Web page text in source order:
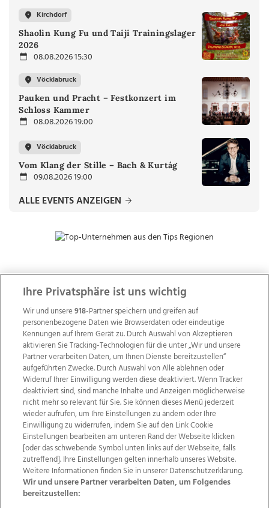
Kirchdorf
Shaolin Kung Fu und Taiji Trainingslager
2026
08.08.2026 15:30
Vöcklabruck
Pauken und Pracht – Festkonzert im
Schloss Kammer
08.08.2026 19:00
Vöcklabruck
Vom Klang der Stille – Bach & Kurtág
09.08.2026 19:00
ALLE EVENTS ANZEIGEN
ZUR NACHRICHTENÜBERSICHT
Wir über uns Mediadaten Kontakt
Jobs
Datenschutz
Impressum
AGB Anzeigekunden
AGB Website
Ehrenkodex Politische Werbung
Ihre Privatsphäre ist uns wichtig
Wir und unsere918-Partner speichern und greifen auf
personenbezogene Daten wie Browserdaten oder eindeutige
Kennungen auf Ihrem Gerät zu. Durch Auswahl von Akzeptieren
aktivieren Sie Tracking-Technologien für die unter „Wir und unsere
Partner verarbeiten Daten, um Ihnen Dienste bereitzustellen“
aufgeführten Zwecke. Durch Auswahl von Alle ablehnen oder
Widerruf Ihrer Einwilligung werden diese deaktiviert. Wenn Tracker
deaktiviert sind, sind manche Inhalte und Anzeigen möglicherweise
nicht mehr so relevant für Sie. Sie können dieses Menü jederzeit
wieder aufrufen, um Ihre Einstellungen zu ändern oder Ihre
Einwilligung zu widerrufen, indem Sie auf den Link Cookie
Einstellungen bearbeiten am unteren Rand der Webseite klicken
[oder das schwebende Symbol unten links auf der Webseite, falls
zutreffend]. Ihre Einstellungen gelten innerhalb unseres Website.
Weitere Informationen finden Sie in unserer Datenschutzerklärung.
Wir und unsere Partner verarbeiten Daten, um Folgendes
bereitzustellen: